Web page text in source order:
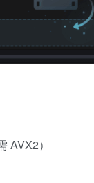
AVX2）